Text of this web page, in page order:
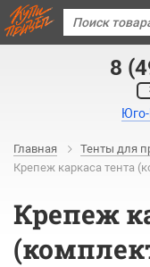
8
Главная
Тенты для
Крепеж каркаса тента
Крепеж